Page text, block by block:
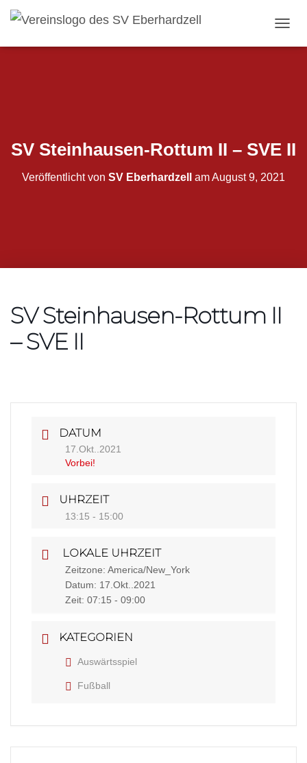
SV Steinhausen-Rottum II – SVE II
Veröffentlicht von SV Eberhardzell amAugust 9, 2021
SV Steinhausen-Rottum II
– SVE II
DATUM
17.Okt..2021
Vorbei!
UHRZEIT
13:15 - 15:00
LOKALE UHRZEIT
Zeitzone: America/New_York
Datum: 17.Okt..2021
Zeit: 07:15 - 09:00
KATEGORIEN
Auswärtsspiel
Fußball